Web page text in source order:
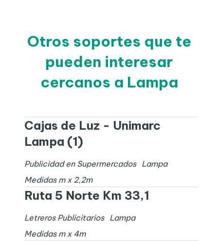
Otros soportes que te
pueden interesar
cercanos a Lampa
Cajas de Luz - Unimarc
Lampa (1)
Publicidad en Supermercados
Lampa
Medidas m x 2,2m
Ruta 5 Norte Km 33,1
Letreros Publicitarios
Lampa
Medidas m x 4m